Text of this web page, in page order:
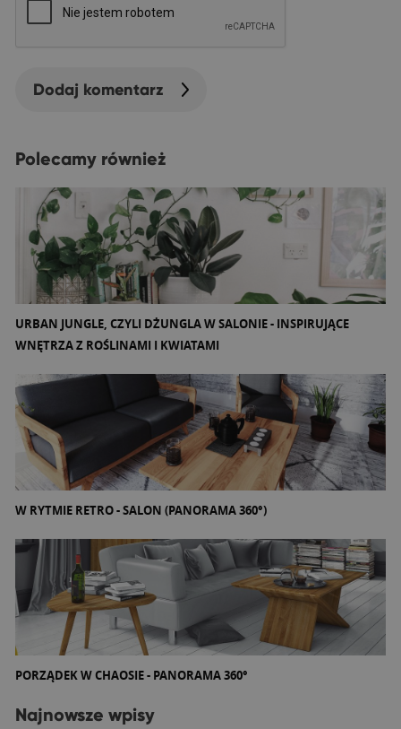
Dodaj komentarz
Polecamy również
URBAN JUNGLE, CZYLI DŻUNGLA W SALONIE - INSPIRUJĄCE
WNĘTRZA Z ROŚLINAMI I KWIATAMI
W RYTMIE RETRO - SALON (PANORAMA 360°)
PORZĄDEK W CHAOSIE - PANORAMA 360°
Najnowsze wpisy